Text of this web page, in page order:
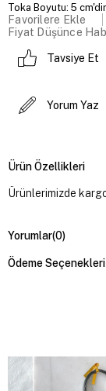
Toka Boyutu: 5 cm'dir.
Favorilere Ekle
Fiyat Düşünce
Tavsiye Et
Yorum Yaz
Ürün Özellikleri
Ürünlerimizde
Yorumlar(0)
Ödeme Seçenekleri